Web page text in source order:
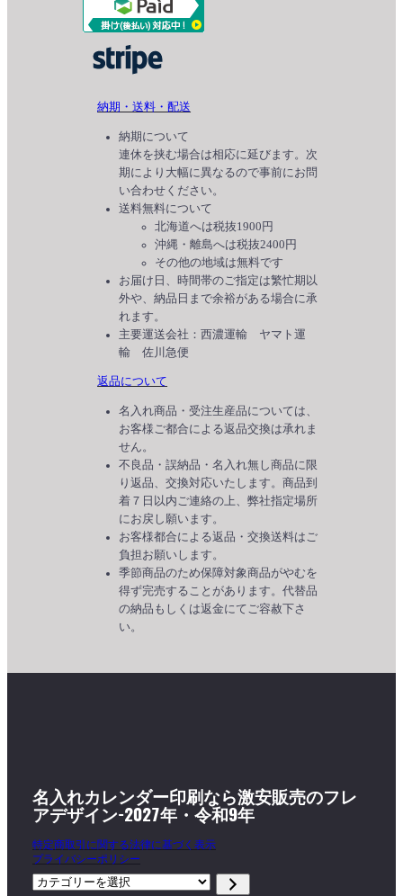
納期・送料・配送
納期について
連休を挟む場合は相応に延びます。次
期により大幅に異なるので事前にお問
い合わせください。
送料無料について
北海道へは税抜1900円
沖縄・離島へは税抜2400円
その他の地域は無料です
お届け日、時間帯のご指定は繁忙期以
外や、納品日まで余裕がある場合に承
れます。
主要運送会社：西濃運輸 ヤマト運
輸 佐川急便
返品について
名入れ商品・受注生産品については、
お客様ご都合による返品交換は承れま
せん。
不良品・誤納品・名入れ無し商品に限
り返品、交換対応いたします。商品到
着７日以内ご連絡の上、弊社指定場所
にお戻し願います。
お客様都合による返品・交換送料はご
負担お願いします。
季節商品のため保障対象商品がやむを
得ず完売することがあります。代替品
の納品もしくは返金にてご容赦下さ
い。
名入れカレンダー印刷なら激安販売のフレ
アデザイン-2027年・令和9年
特定商取引に関する法律に基づく表示
プライバシーポリシー
カ